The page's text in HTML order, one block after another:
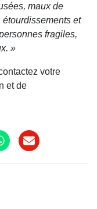
maux de
et
fragiles,
»
votre
et de